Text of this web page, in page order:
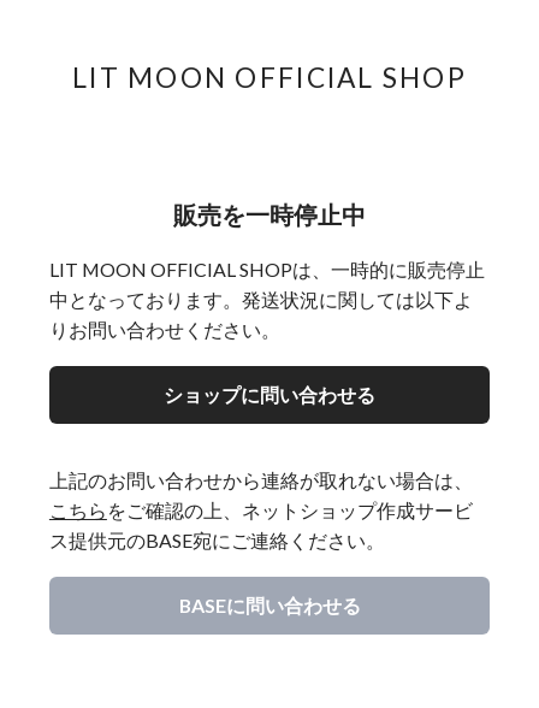
LIT MOON OFFICIAL SHOP
販売を一時停止中
LIT MOON OFFICIAL SHOPは、一時的に販売停止
中となっております。発送状況に関しては以下よ
りお問い合わせください。
ショップに問い合わせる
上記のお問い合わせから連絡が取れない場合は、
こちら をご確認の上、ネットショップ作成サービ
ス提供元のBASE宛にご連絡ください。
BASEに問い合わせる